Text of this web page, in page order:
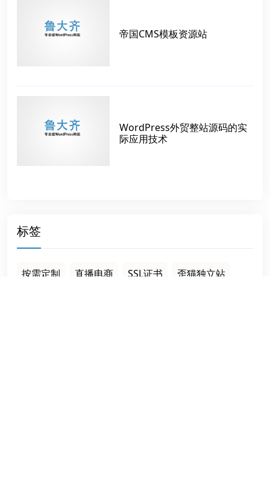
帝国CMS模板资源站
WordPress外贸整站源码的实
际应用技术
标签
按需定制 直播电商 SSL证书 歪猫独立站